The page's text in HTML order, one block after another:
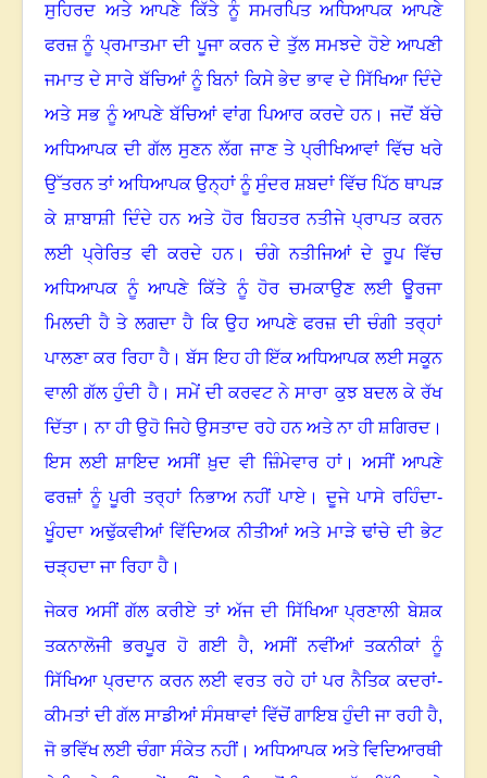
ਸੁਹਿਰਦ ਅਤੇ ਆਪਣੇ ਕਿੱਤੇ ਨੂੰ ਸਮਰਪਿਤ ਅਧਿਆਪਕ ਆਪਣੇ
ਫਰਜ਼ ਨੂੰ ਪ੍ਰਮਾਤਮਾ ਦੀ ਪੂਜਾ ਕਰਨ ਦੇ ਤੁੱਲ ਸਮਝਦੇ ਹੋਏ ਆਪਣੀ
ਜਮਾਤ ਦੇ ਸਾਰੇ ਬੱਚਿਆਂ ਨੂੰ ਬਿਨਾਂ ਕਿਸੇ ਭੇਦ ਭਾਵ ਦੇ ਸਿੱਖਿਆ ਦਿੰਦੇ
ਅਤੇ ਸਭ ਨੂੰ ਆਪਣੇ ਬੱਚਿਆਂ ਵਾਂਗ ਪਿਆਰ ਕਰਦੇ ਹਨ।ਜਦੋਂ ਬੱਚੇ
ਅਧਿਆਪਕ ਦੀ ਗੱਲ ਸੁਣਨ ਲੱਗ ਜਾਣ ਤੇ ਪ੍ਰੀਖਿਆਵਾਂ ਵਿੱਚ ਖਰੇ
ਉੱਤਰਨ ਤਾਂ ਅਧਿਆਪਕ ਉਨ੍ਹਾਂ ਨੂੰ ਸੁੰਦਰ ਸ਼ਬਦਾਂ ਵਿੱਚ ਪਿੱਠ ਥਾਪੜ
ਕੇ ਸ਼ਾਬਾਸ਼ੀ ਦਿੰਦੇ ਹਨ ਅਤੇ ਹੋਰ ਬਿਹਤਰ ਨਤੀਜੇ ਪ੍ਰਾਪਤ ਕਰਨ
ਲਈ ਪ੍ਰੇਰਿਤ ਵੀ ਕਰਦੇ ਹਨ। ਚੰਗੇ ਨਤੀਜਿਆਂ ਦੇ ਰੂਪ ਵਿੱਚ
ਅਧਿਆਪਕ ਨੂੰ ਆਪਣੇ ਕਿੱਤੇ ਨੂੰ ਹੋਰ ਚਮਕਾਉਣ ਲਈ ਊਰਜਾ
ਮਿਲਦੀ ਹੈ ਤੇ ਲਗਦਾ ਹੈ ਕਿ ਉਹ ਆਪਣੇ ਫਰਜ਼ ਦੀ ਚੰਗੀ ਤਰ੍ਹਾਂ
ਪਾਲਣਾ ਕਰ ਰਿਹਾ ਹੈ। ਬੱਸ ਇਹ ਹੀ ਇੱਕ ਅਧਿਆਪਕ ਲਈ ਸਕੂਨ
ਵਾਲੀ ਗੱਲ ਹੁੰਦੀ ਹੈ। ਸਮੇਂ ਦੀ ਕਰਵਟ ਨੇ ਸਾਰਾ ਕੁਝ ਬਦਲ ਕੇ ਰੱਖ
ਦਿੱਤਾ ।ਨਾ ਹੀ ਉਹੋ ਜਿਹੇ ਉਸਤਾਦ ਰਹੇ ਹਨ ਅਤੇ ਨਾ ਹੀ ਸ਼ਗਿਰਦ ।
ਇਸ ਲਈ ਸ਼ਾਇਦ ਅਸੀਂ ਖ਼ੁਦ ਵੀ ਜ਼ਿੰਮੇਵਾਰ ਹਾਂ। ਅਸੀਂ ਆਪਣੇ
ਫਰਜ਼ਾਂ ਨੂੰ ਪੂਰੀ ਤਰ੍ਹਾਂ ਨਿਭਾਅ ਨਹੀਂ ਪਾਏ ।ਦੂਜੇ ਪਾਸੇ ਰਹਿੰਦਾ-
ਖੂੰਹਦਾ ਅਢੁੱਕਵੀਆਂ ਵਿੱਦਿਅਕ ਨੀਤੀਆਂ ਅਤੇ ਮਾੜੇ ਢਾਂਚੇ ਦੀ ਭੇਟ
ਚੜ੍ਹਦਾ ਜਾ ਰਿਹਾ ਹੈ ।
ਜੇਕਰ ਅਸੀਂ ਗੱਲ ਕਰੀਏ ਤਾਂ ਅੱਜ ਦੀ ਸਿੱਖਿਆ ਪ੍ਰਣਾਲੀ ਬੇਸ਼ਕ
ਤਕਨਾਲੋਜੀ ਭਰਪੂਰ ਹੋ ਗਈ ਹੈ, ਅਸੀਂ ਨਵੀਂਆਂ ਤਕਨੀਕਾਂ ਨੂੰ
ਸਿੱਖਿਆ ਪ੍ਰਦਾਨ ਕਰਨ ਲਈ ਵਰਤ ਰਹੇ ਹਾਂ ਪਰ ਨੈਤਿਕ ਕਦਰਾਂ-
ਕੀਮਤਾਂ ਦੀ ਗੱਲ ਸਾਡੀਆਂ ਸੰਸਥਾਵਾਂ ਵਿੱਚੋਂ ਗਾਇਬ ਹੁੰਦੀ ਜਾ ਰਹੀ ਹੈ,
ਜੋ ਭਵਿੱਖ ਲਈ ਚੰਗਾ ਸੰਕੇਤ ਨਹੀਂ। ਅਧਿਆਪਕ ਅਤੇ ਵਿਦਿਆਰਥੀ